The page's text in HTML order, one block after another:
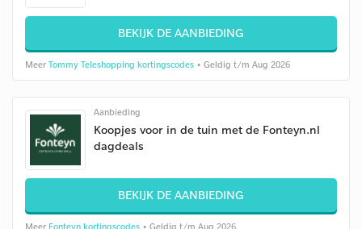
BEKIJK DE AANBIEDING
Meer Tommy Teleshopping kortingscodes • Geldig t/m Aug 2026
Aanbieding
Koopjes voor in de tuin met de Fonteyn.nl
dagdeals
BEKIJK DE AANBIEDING
Meer Fonteyn kortingscodes • Geldig t/m Aug 2026